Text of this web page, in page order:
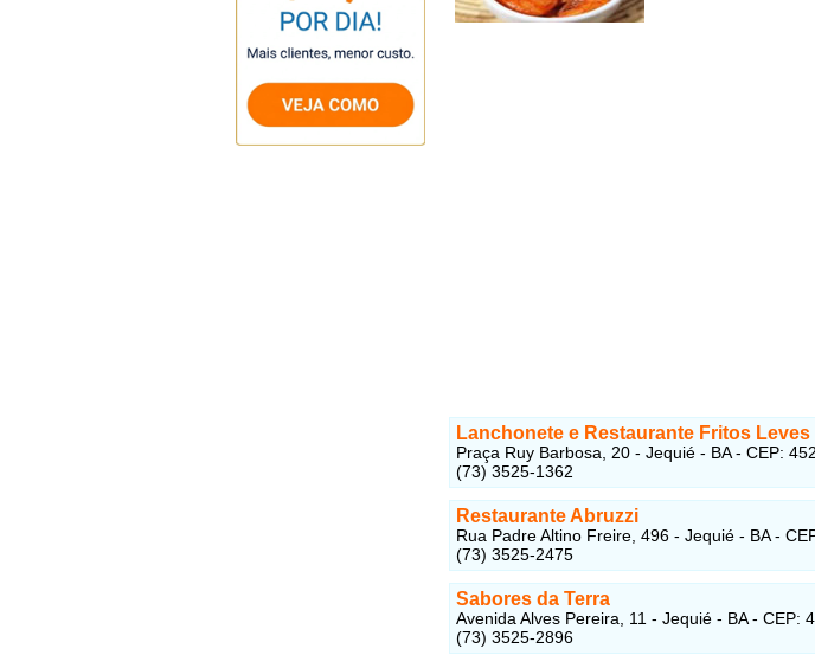
Lanchonete e Restaurante Fritos Leves
Praça Ruy Barbosa, 20 - Jequié - BA - CEP:
(73) 3525-1362
Restaurante Abruzzi
Rua Padre Altino Freire, 496 - Jequié - BA -
(73) 3525-2475
Sabores da Terra
Avenida Alves Pereira, 11 - Jequié - BA - CEP:
(73) 3525-2896